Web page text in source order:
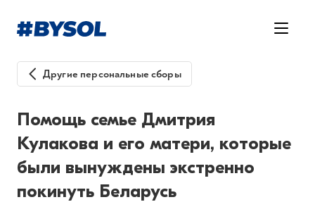
Другие персональные сборы
Помощь семье Дмитрия
Кулакова и его матери, которые
были вынуждены экстренно
покинуть Беларусь